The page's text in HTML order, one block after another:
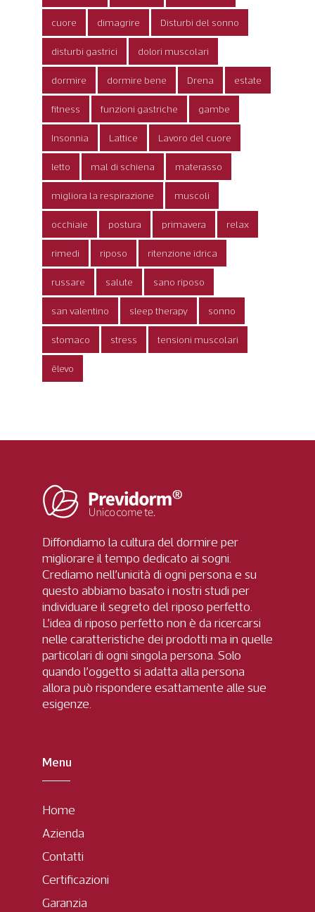
cuore dimagrire Disturbi del sonno
disturbi gastrici dolori muscolari
dormire dormire bene Drena estate
fitness funzioni gastriche gambe
Insonnia Lattice Lavoro del cuore
letto mal di schiena materasso
migliora la respirazione muscoli
occhiaie postura primavera relax
rimedi riposo ritenzione idrica
russare salute sano riposo
san valentino sleep therapy sonno
stomaco stress tensioni muscolari
ēlevo
Diffondiamo la cultura del dormire per
migliorare il tempo dedicato ai sogni.
Crediamo nell’unicità di ogni persona e su
questo abbiamo basato i nostri studi per
individuare il segreto del riposo perfetto.
L’idea di riposo perfetto non è da ricercarsi
nelle caratteristiche dei prodotti ma in quelle
particolari di ogni singola persona. Solo
quando l’oggetto si adatta alla persona
allora può rispondere esattamente alle sue
esigenze.
Menu
Home
Azienda
Contatti
Certificazioni
Garanzia